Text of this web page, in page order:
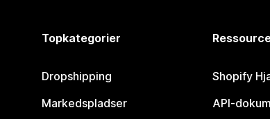
Topkategorier
Dropshipping
Markedspladser
Shopify
API-